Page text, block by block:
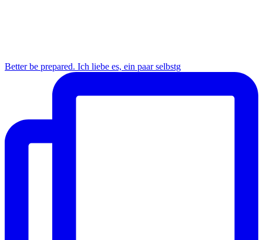
Better be prepared. Ich liebe es, ein paar selbstg